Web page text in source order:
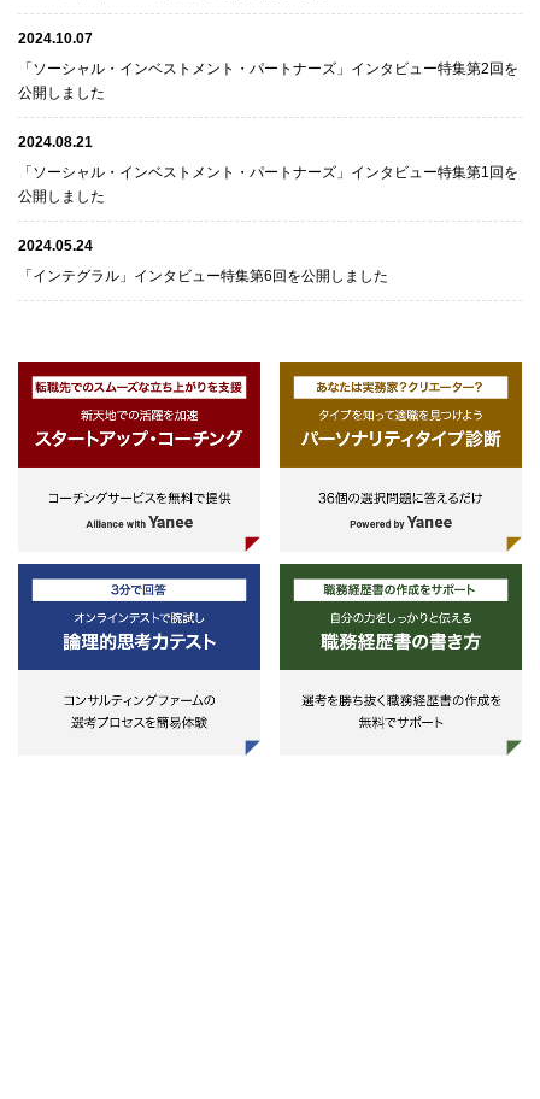
2024.10.07
「ソーシャル・インベストメント・パートナーズ」インタビュー特集第2回を
公開しました
2024.08.21
「ソーシャル・インベストメント・パートナーズ」インタビュー特集第1回を
公開しました
2024.05.24
「インテグラル」インタビュー特集第6回を公開しました